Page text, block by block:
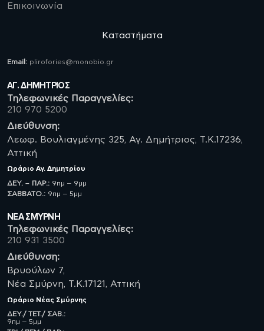
Επικοινωνία
Καταστήματα
Email: plirofories@monobio.gr
ΑΓ. ΔΗΜΗΤΡΙΟΣ
Τηλεφωνικές Παραγγελίες:
210 970 5200
Διεύθυνση:
Λεωφ. Βουλιαγμένης 325, Αγ. Δημήτριος, Τ.Κ.17236,
Αττική
Ωράριο Αγ. Δημητρίου
ΔΕΥ. – ΠΑΡ.: 9πμ – 9μμ
ΣΑΒBATO.: 9πμ – 5μμ
ΝΈΑ ΣΜΥΡΝΗ
Τηλεφωνικές Παραγγελίες:
210 931 3500
Διεύθυνση:
Βρυούλων 7,
Νέα Σμύρνη, Τ.Κ.17121, Αττική
Ωράριο Νέας Σμύρνης
ΔΕΥ./ ΤΕΤ./ ΣΑΒ.:
9πμ – 5μμ